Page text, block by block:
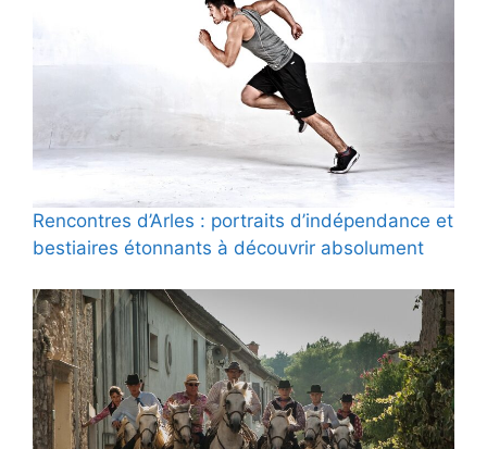
Rencontres d’Arles : portraits d’indépendance et
bestiaires étonnants à découvrir absolument